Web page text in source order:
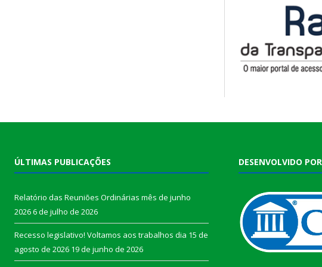
ÚLTIMAS PUBLICAÇÕES
Relatório das Reuniões Ordinárias mês de junho
20266 de julho de 2026
Recesso legislativo! Voltamos aos trabalhos dia 15 de
agosto de 2026 19 de junho de 2026
DESENVOLVIDO